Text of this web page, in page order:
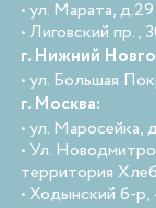
• ул. Марата, д.29
• Лиговский пр.,
г. Нижний
• ул. Большая
г. Москва:
• ул. Маросейка,
• Ул.
территория
• Ходынский б-